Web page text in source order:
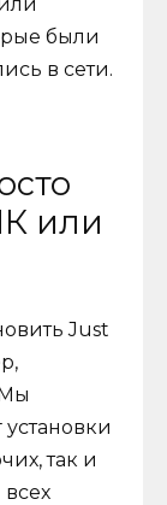
были
в сети.
или
Just
так и